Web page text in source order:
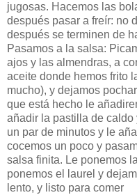
jugosas. Hacemos las
después pasar a freír: no
después se terminen de
Pasamos a la salsa:
ajos y las almendras, a
aceite donde hemos frito
mucho), y dejamos
que está hecho le
añadir la pastilla de
un par de minutos y le
cocemos un poco y
salsa finita. Le ponemos
ponemos el laurel y
lento, y listo para comer